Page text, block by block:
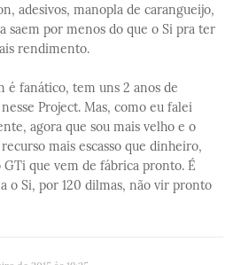
adesivos, manopla de carangueijo,
saem por menos do que o Si pra ter
rendimento.
é fanático, tem uns 2 anos de
Project. Mas, como eu falei
agora que sou mais velho e o
mais escasso que dinheiro,
que vem de fábrica pronto. É
o Si, por 120 dilmas, não vir pronto